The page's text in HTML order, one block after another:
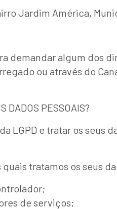
Jardim América,
demandar algum dos
ou através do
DADOS PESSOAIS?
LGPD e tratar os seus
tratamos os seus
de serviços;